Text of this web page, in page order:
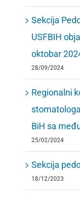
Sekcija
USFBIH
oktobar
28/09/2024
Regionalni
BiH sa
25/02/2024
Sekcija
18/12/2023